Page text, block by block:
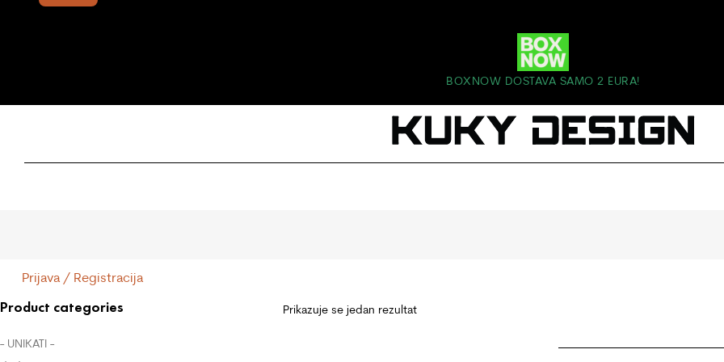
BOXNOW DOSTAVA SAMO 2 EURA!
Prijava / Registracija
Prikazuje se jedan rezultat
Product categories
- UNIKATI -